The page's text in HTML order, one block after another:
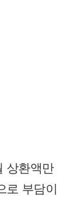
상환액만
부담이